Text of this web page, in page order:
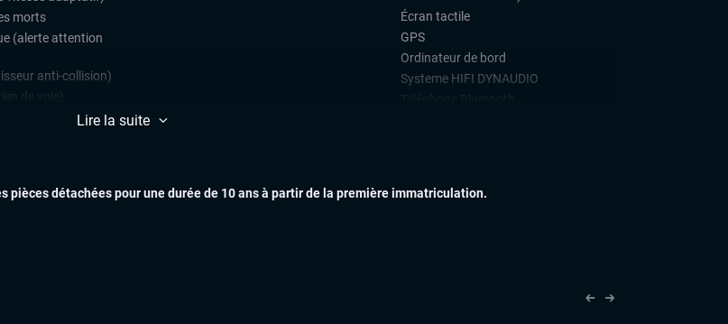
morts
(alerte attention
anti-collision)
de voie)
Écran tactile
GPS
Ordinateur de bord
Systeme HIFI DYNAUDIO
Téléphone Bluetooth
Rétroviseurs dégivrants
Lire la suite
détachées pour une durée de 10 ans à partir de la première immatriculation.